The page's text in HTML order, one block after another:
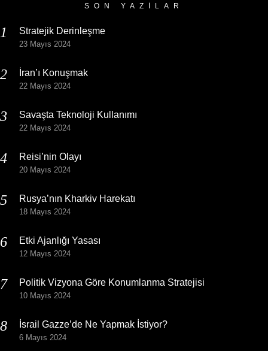
SON YAZILAR
Stratejik Derinleşme
23 Mayıs 2024
İran’ı Konuşmak
22 Mayıs 2024
Savaşta Teknoloji Kullanımı
22 Mayıs 2024
Reisi’nin Olayı
20 Mayıs 2024
Rusya’nın Kharkiv Harekatı
18 Mayıs 2024
Etki Ajanlığı Yasası
12 Mayıs 2024
Politik Vizyona Göre Konumlanma Stratejisi
10 Mayıs 2024
İsrail Gazze’de Ne Yapmak İstiyor?
6 Mayıs 2024